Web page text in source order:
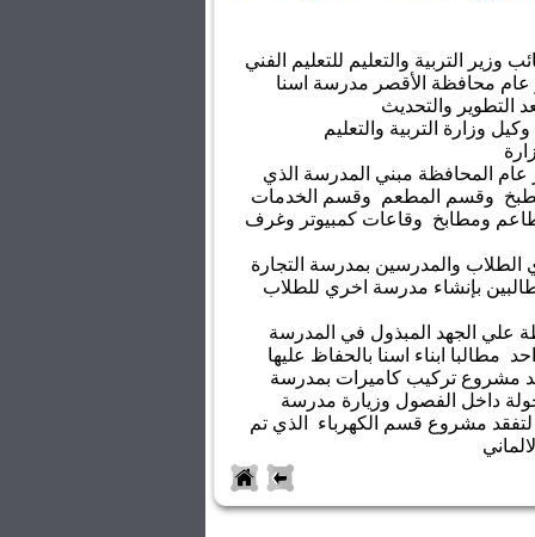
وزير التربية والتعليم للتعليم الفني
عام محافظة الأقصر مدرسة اسنا
التطوير والتحديث
وزارة التربية والتعليم
عام المحافظة مبني المدرسة الذي
وقسم المطعم وقسم الخدمات
35 فصل ومطاعم ومطابخ وقاعات كمبيوتر وغرف
الطلاب والمدرسين بمدرسة التجارة
بإنشاء مدرسة اخري للطلاب
علي الجهد المبذول في المدرسة
مطالبا ابناء اسنا بالحفاظ عليها
مشروع تركيب كاميرات بمدرسة
داخل الفصول وزيارة مدرسة
لتفقد مشروع قسم الكهرباء الذي تم